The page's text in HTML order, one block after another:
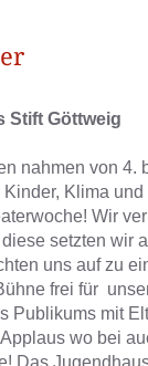
Stift Göttweig
nahmen von 4.
Klima
Wir
setzten wir
uns auf zu
frei für
Publikums mit
wo bei
Das